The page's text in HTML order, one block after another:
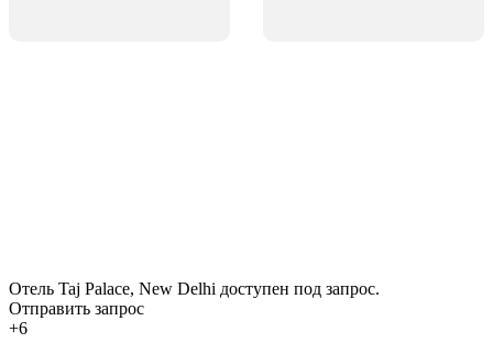
Отель Taj Palace, New Delhi доступен под запрос.
Отправить запрос
+6